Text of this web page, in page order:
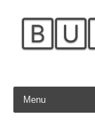
Skip to content